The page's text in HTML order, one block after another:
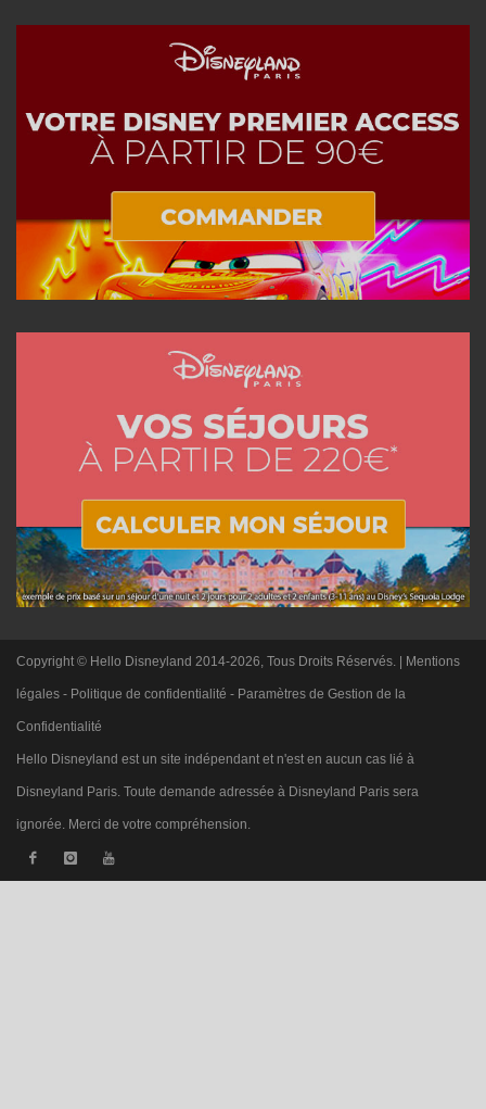
Copyright © Hello Disneyland 2014-2026, Tous Droits Réservés. | Mentions
légales - Politique de confidentialité - Paramètres de Gestion de la
Confidentialité
Hello Disneyland est un site indépendant et n'est en aucun cas lié à
Disneyland Paris. Toute demande adressée à Disneyland Paris sera
ignorée. Merci de votre compréhension.